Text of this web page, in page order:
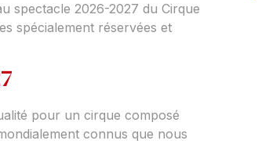
spectacle 2026-2027 du Cirque
spécialement réservées et
pour un cirque composé
connus que nous